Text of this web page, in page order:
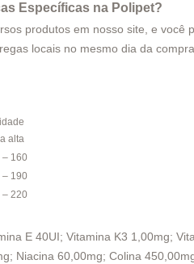
Específicas na Polipet?
produtos em nosso site, e
locais no mesmo dia da
alta
– 160
– 190
– 220
E 40UI; Vitamina K3 1,00mg;
Niacina 60,00mg; Colina